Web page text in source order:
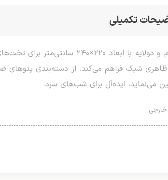
تکمیلی
پتو سنفیلا دو نفره، محصولی گرم
و ظاهری شیک فراهم می‌کند. از دسته‌بندی
می‌نماید، ایده‌آل برای شب‌های سرد.
خارجی